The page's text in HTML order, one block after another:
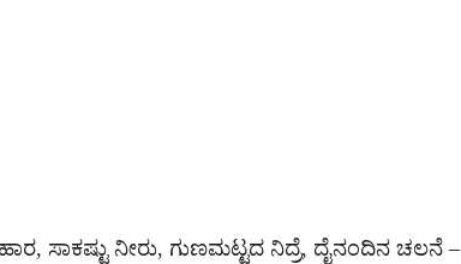
ಸಾಕಷ್ಟು ನೀರು, ಗುಣಮಟ್ಟದ ನಿದ್ರೆ, ದೈನಂದಿನ ಚಲನೆ –